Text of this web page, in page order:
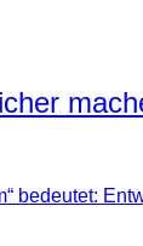
bedeutet: